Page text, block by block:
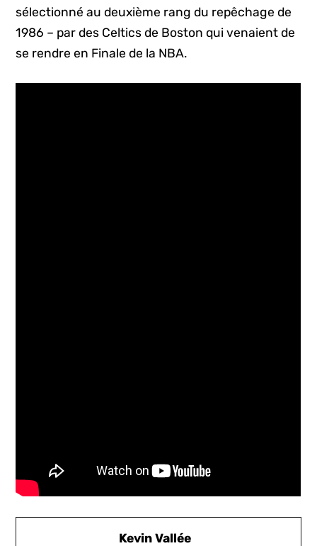
sélectionné au deuxième rang du repêchage de
1986 – par des Celtics de Boston qui venaient de
se rendre en Finale de la NBA.
Kevin Vallée